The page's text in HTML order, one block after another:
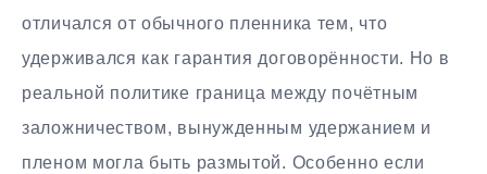
отличался от обычного пленника тем, что
удерживался как гарантия договорённости. Но в
реальной политике граница между почётным
заложничеством, вынужденным удержанием и
пленом могла быть размытой. Особенно если